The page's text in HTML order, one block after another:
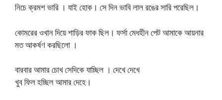
নিচে ক্রমশ ভারি । যাই হোক। সে দিন ভাবি লাল রঙের সারি পরেছিল।
কোমরের ওখান দিয়ে শাড়ির ফাক ছিল। ফর্সা মেধহীন পেট আমাকে আয়নার
মত আকর্ষণ করছিলো ।
বারবার আমার চোখ সেদিকে যাচ্ছিল । দেখে দেখে
খুব ফিল হচ্ছিল আমার দেহে।